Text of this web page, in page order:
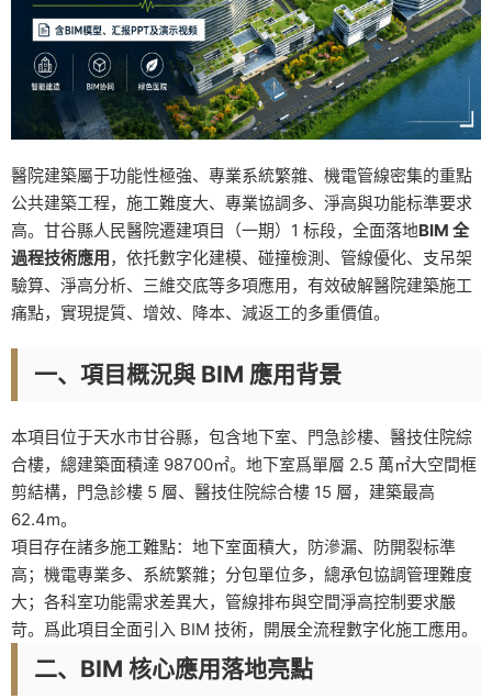
醫院建築屬于功能性極強、專業系統繁雜、機電管線密集的重點
公共建築工程，施工難度大、專業協調多、淨高與功能标準要求
高。甘谷縣人民醫院遷建項目（一期）1 标段，全面落地BIM 全
過程技術應用，依托數字化建模、碰撞檢測、管線優化、支吊架
驗算、淨高分析、三維交底等多項應用，有效破解醫院建築施工
痛點，實現提質、增效、降本、減返工的多重價值。
一、項目概況與 BIM 應用背景
本項目位于天水市甘谷縣，包含地下室、門急診樓、醫技住院綜
合樓，總建築面積達 98700㎡。地下室爲單層 2.5 萬㎡大空間框
剪結構，門急診樓 5 層、醫技住院綜合樓 15 層，建築最高
62.4m。
項目存在諸多施工難點：地下室面積大，防滲漏、防開裂标準
高；機電專業多、系統繁雜；分包單位多，總承包協調管理難度
大；各科室功能需求差異大，管線排布與空間淨高控制要求嚴
苛。爲此項目全面引入 BIM 技術，開展全流程數字化施工應用。
二、BIM 核心應用落地亮點